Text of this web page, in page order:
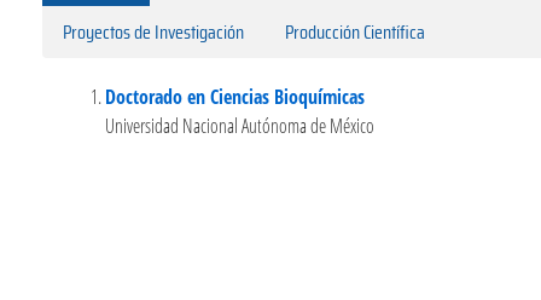
Proyectos de Investigación
Producción Científica
Doctorado en Ciencias Bioquímicas
Universidad Nacional Autónoma de México